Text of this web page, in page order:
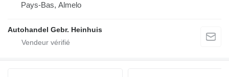
Pays-Bas, Almelo
Autohandel Gebr. Heinhuis